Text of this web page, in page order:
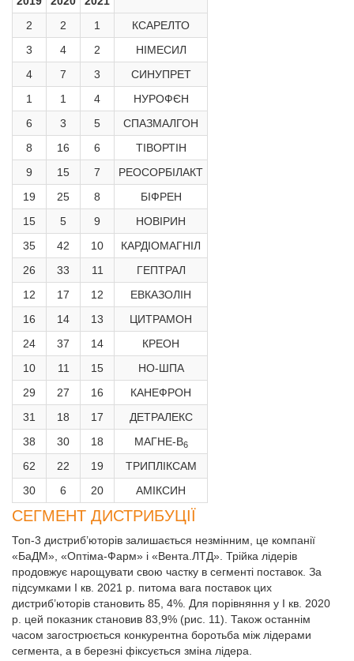
2
2 1
КСАРЕЛТО
3
4 2
НІМЕСИЛ
4
7 3
СИНУПРЕТ
1
1 4
НУРОФЄН
6
3 5
СПАЗМАЛГОН
8
16 6
ТІВОРТІН
9
15 7
РЕОСОРБІЛАКТ
19
25 8
БІФРЕН
15
5 9
НОВІРИН
35
42 10
КАРДІОМАГНІЛ
26
33 11
ГЕПТРАЛ
12
17 12
ЕВКАЗОЛІН
16
14 13
ЦИТРАМОН
24
37 14
КРЕОН
10
11 15
НО-ШПА
29
27 16
КАНЕФРОН
31
18 17
ДЕТРАЛЕКС
38
30 18 МАГНЕ-B6
62 22 19
ТРИПЛІКСАМ
30
6 20 АМІКСИН
СЕГМЕНТ ДИСТРИБУЦІЇ
Топ-3 дистриб’юторів залишається незмінним, це компанії
«БаДМ», «Оптіма-Фарм» і «Вента.ЛТД». Трійка лідерів
продовжує нарощувати свою частку в сегменті поставок. За
підсумками І кв. 2021 р. питома вага поставок цих
дистриб’юторів становить 85, 4%. Для порівняння у І кв. 2020
р. цей показник становив 83,9% (рис. 11). Також останнім
часом загострюється конкурентна боротьба між лідерами
сегмента, а в березні фіксується зміна лідера.